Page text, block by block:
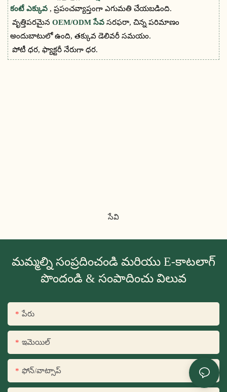
కంటే ఎక్కువ , ప్రపంచవ్యాప్తంగా ఎగుమతి చేయబడింది.
వృత్తిపరమైనOEM/ODM సేవసరఫరా, చిన్న పరిమాణం
అందుబాటులో ఉంది, తక్కువ డెలివరీ సమయం.
పోటీ ధర, ఫ్యాక్టరీ నేరుగా ధర.
సేవి
మమ్మల్ని సంప్రదించండి మరియు E-కాటలాగ్
పొందండి & సంపాదించు విలువ
పేరు
ఇమెయిల్
ఫోన్/వాట్సాప్